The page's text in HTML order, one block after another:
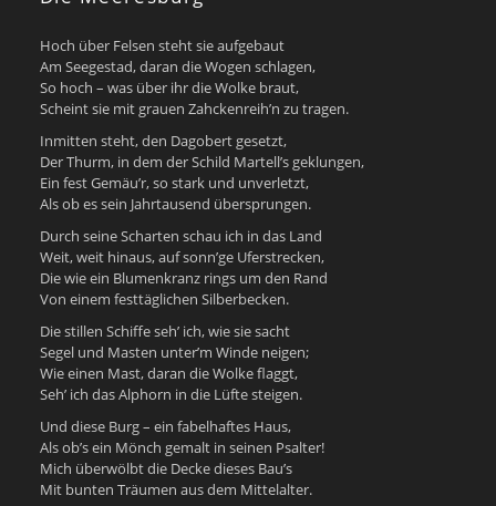
Hoch über Felsen steht sie aufgebaut
Am Seegestad, daran die Wogen schlagen,
So hoch – was über ihr die Wolke braut,
Scheint sie mit grauen Zahckenreih’n zu tragen.
Inmitten steht, den Dagobert gesetzt,
Der Thurm, in dem der Schild Martell’s geklungen,
Ein fest Gemäu’r, so stark und unverletzt,
Als ob es sein Jahrtausend übersprungen.
Durch seine Scharten schau ich in das Land
Weit, weit hinaus, auf sonn’ge Uferstrecken,
Die wie ein Blumenkranz rings um den Rand
Von einem festtäglichen Silberbecken.
Die stillen Schiffe seh’ ich, wie sie sacht
Segel und Masten unter’m Winde neigen;
Wie einen Mast, daran die Wolke flaggt,
Seh’ ich das Alphorn in die Lüfte steigen.
Und diese Burg – ein fabelhaftes Haus,
Als ob’s ein Mönch gemalt in seinen Psalter!
Mich überwölbt die Decke dieses Bau’s
Mit bunten Träumen aus dem Mittelalter.